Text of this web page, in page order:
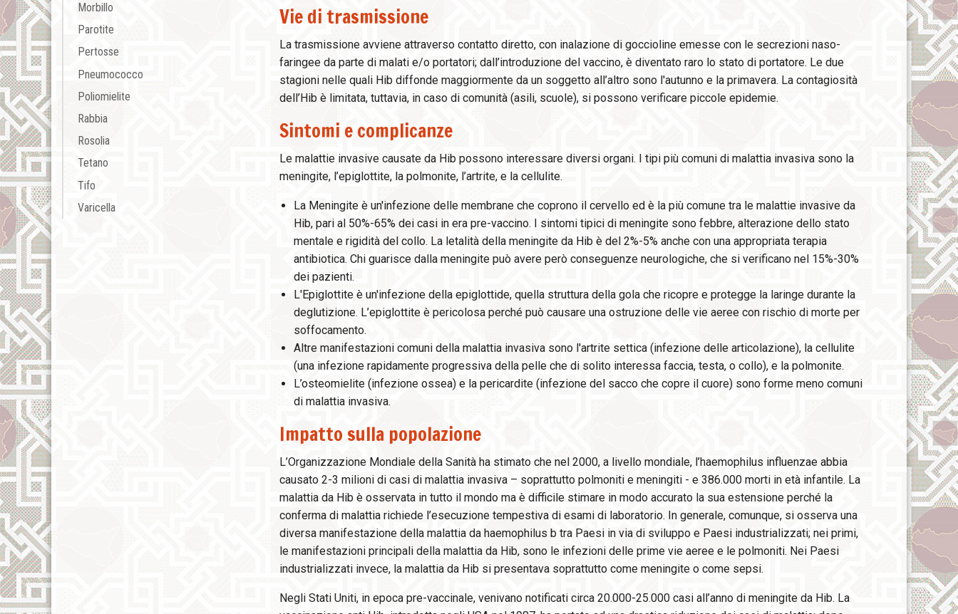
Morbillo
Parotite
Pertosse
Pneumococco
Poliomielite
Rabbia
Rosolia
Tetano
Tifo
Varicella
Vie di trasmissione
La trasmissione avviene attraverso contatto diretto, con inalazione di goccioline emesse con le secrezioni naso-
faringee da parte di malati e/o portatori; dall’introduzione del vaccino, è diventato raro lo stato di portatore. Le due
stagioni nelle quali Hib diffonde maggiormente da un soggetto all’altro sono l'autunno e la primavera. La contagiosità
dell’Hib è limitata, tuttavia, in caso di comunità (asili, scuole), si possono verificare piccole epidemie.
Sintomi e complicanze
Le malattie invasive causate da Hib possono interessare diversi organi. I tipi più comuni di malattia invasiva sono la
meningite, l’epiglottite, la polmonite, l’artrite, e la cellulite.
La Meningite è un'infezione delle membrane che coprono il cervello ed è la più comune tra le malattie invasive da
Hib, pari al 50%-65% dei casi in era pre-vaccino. I sintomi tipici di meningite sono febbre, alterazione dello stato
mentale e rigidità del collo. La letalità della meningite da Hib è del 2%-5% anche con una appropriata terapia
antibiotica. Chi guarisce dalla meningite può avere però conseguenze neurologiche, che si verificano nel 15%-30%
dei pazienti.
L'Epiglottite è un'infezione della epiglottide, quella struttura della gola che ricopre e protegge la laringe durante la
deglutizione. L’epiglottite è pericolosa perché può causare una ostruzione delle vie aeree con rischio di morte per
soffocamento.
Altre manifestazioni comuni della malattia invasiva sono l'artrite settica (infezione delle articolazione), la cellulite
(una infezione rapidamente progressiva della pelle che di solito interessa faccia, testa, o collo), e la polmonite.
L’osteomielite (infezione ossea) e la pericardite (infezione del sacco che copre il cuore) sono forme meno comuni
di malattia invasiva.
Impatto sulla popolazione
L’Organizzazione Mondiale della Sanità ha stimato che nel 2000, a livello mondiale, l’haemophilus influenzae abbia
causato 2-3 milioni di casi di malattia invasiva – soprattutto polmoniti e meningiti - e 386.000 morti in età infantile. La
malattia da Hib è osservata in tutto il mondo ma è difficile stimare in modo accurato la sua estensione perché la
conferma di malattia richiede l’esecuzione tempestiva di esami di laboratorio. In generale, comunque, si osserva una
diversa manifestazione della malattia da haemophilus b tra Paesi in via di sviluppo e Paesi industrializzati; nei primi,
le manifestazioni principali della malattia da Hib, sono le infezioni delle prime vie aeree e le polmoniti. Nei Paesi
industrializzati invece, la malattia da Hib si presentava soprattutto come meningite o come sepsi.
Negli Stati Uniti, in epoca pre-vaccinale, venivano notificati circa 20.000-25.000 casi all’anno di meningite da Hib. La